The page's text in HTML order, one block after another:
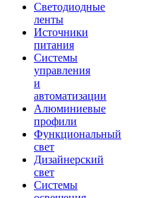
Светодиодные
ленты
Источники
питания
Системы
управления
и
автоматизации
Алюминиевые
профили
Функциональный
свет
Дизайнерский
свет
Системы